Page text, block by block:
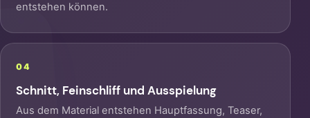
entstehen können.
04
Schnitt, Feinschliff und Ausspielung
Aus dem Material entstehen Hauptfassung, Teaser,